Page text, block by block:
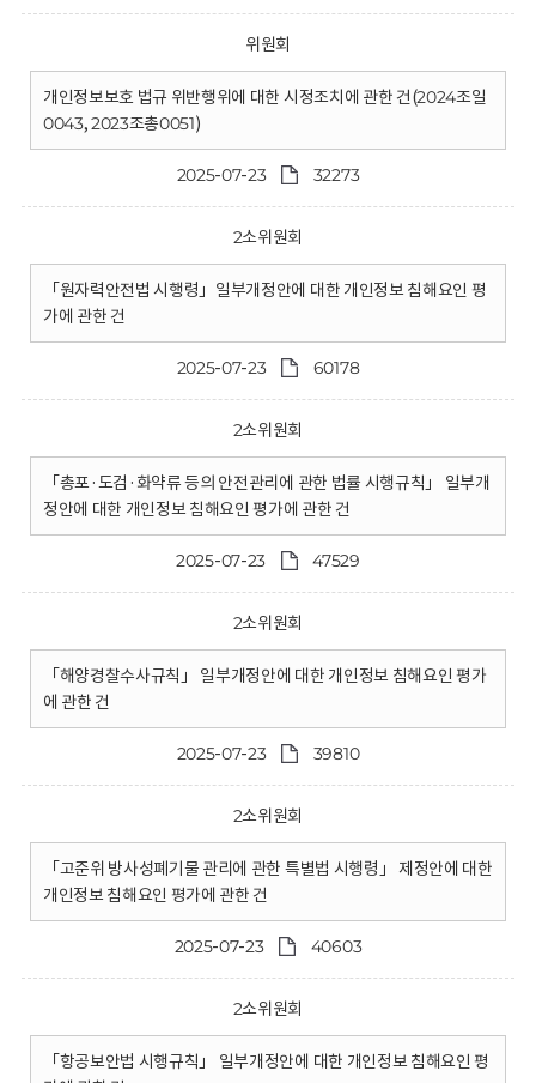
위원회
개인정보보호 법규 위반행위에 대한 시정조치에 관한 건(2024조일
0043, 2023조총0051)
2025-07-23 32273
2소위원회
「원자력안전법 시행령」일부개정안에 대한 개인정보 침해요인 평
가에 관한 건
2025-07-23 60178
2소위원회
「총포·도검·화약류 등의 안전관리에 관한 법률 시행규칙」 일부개
정안에 대한 개인정보 침해요인 평가에 관한 건
2025-07-23 47529
2소위원회
「해양경찰수사규칙」 일부개정안에 대한 개인정보 침해요인 평가
에 관한 건
2025-07-23 39810
2소위원회
「고준위 방사성폐기물 관리에 관한 특별법 시행령」 제정안에 대한
개인정보 침해요인 평가에 관한 건
2025-07-23 40603
2소위원회
「항공보안법 시행규칙」 일부개정안에 대한 개인정보 침해요인 평